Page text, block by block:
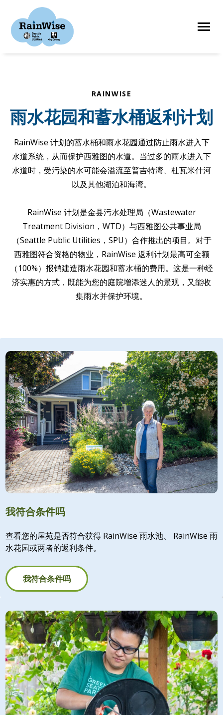
content
ELIGIBILITY
FIND A CONTRACTOR
RESOURCES
RAINWISE FAQ
RAINWISE MAINTENANCE
EVENTS
OTHER PROGRAMS
RAINWISE
雨水花园和蓄水桶返利计划
RainWise 计划的蓄水桶和雨水花园通过防止雨水进入下
水道系统，从而保护西雅图的水道。当过多的雨水进入下
水道时，受污染的水可能会溢流至普吉特湾、杜瓦米什河
以及其他湖泊和海湾。
RainWise 计划是金县污水处理局（Wastewater
Treatment Division，WTD）与西雅图公共事业局
（Seattle Public Utilities，SPU）合作推出的项目。对于
西雅图符合资格的物业，RainWise 返利计划最高可全额
（100%）报销建造雨水花园和蓄水桶的费用。这是一种经
济实惠的方式，既能为您的庭院增添迷人的景观，又能收
集雨水并保护环境。
我符合条件吗
查看您的屋苑是否符合获得 RainWise 雨水池、 RainWise 雨
水花园或两者的返利条件。
我符合条件吗